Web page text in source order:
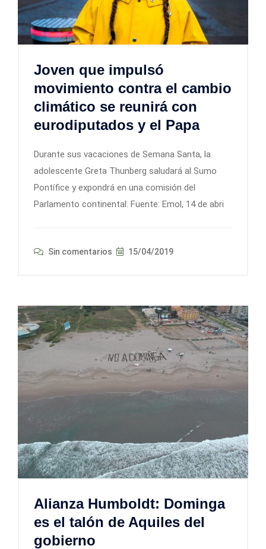
Joven que impulsó
movimiento contra el cambio
climático se reunirá con
eurodiputados y el Papa
Durante sus vacaciones de Semana Santa, la
adolescente Greta Thunberg saludará al Sumo
Pontífice y expondrá en una comisión del
Parlamento continental. Fuente: Emol, 14 de abri
Sin comentarios 15/04/2019
Alianza Humboldt: Dominga
es el talón de Aquiles del
gobierno